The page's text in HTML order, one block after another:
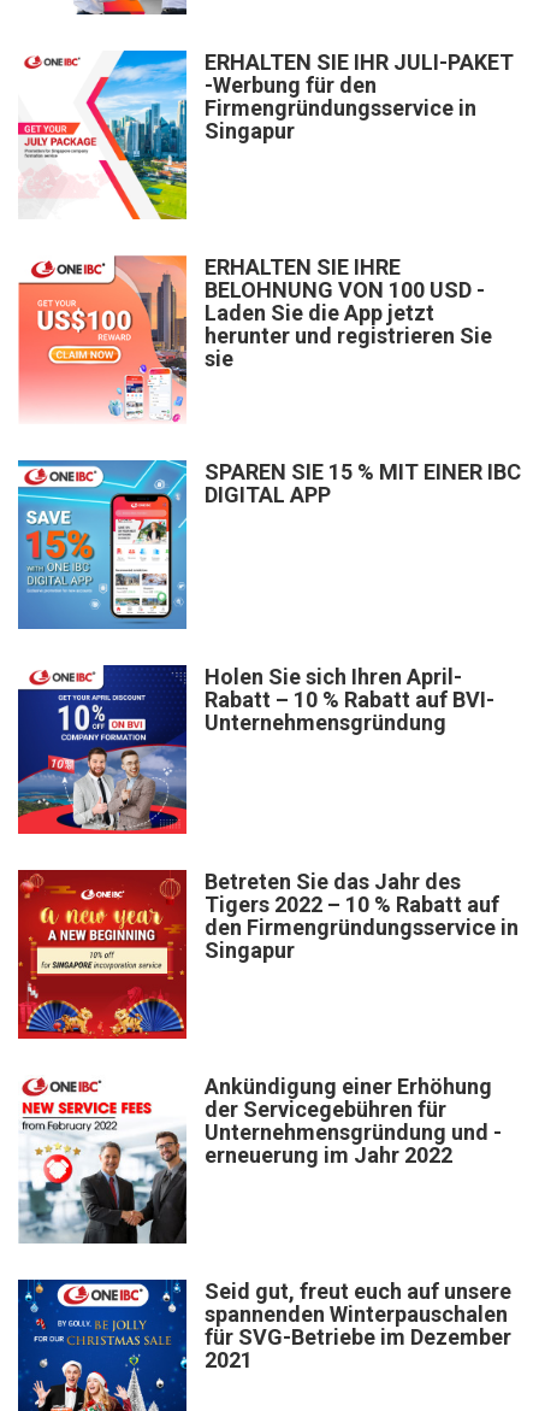
ERHALTEN SIE IHR JULI-PAKET
-Werbung für den
Firmengründungsservice in
Singapur
ERHALTEN SIE IHRE
BELOHNUNG VON 100 USD -
Laden Sie die App jetzt
herunter und registrieren Sie
sie
SPAREN SIE 15 % MIT EINER IBC
DIGITAL APP
Holen Sie sich Ihren April-
Rabatt – 10 % Rabatt auf BVI-
Unternehmensgründung
Betreten Sie das Jahr des
Tigers 2022 – 10 % Rabatt auf
den Firmengründungsservice in
Singapur
Ankündigung einer Erhöhung
der Servicegebühren für
Unternehmensgründung und -
erneuerung im Jahr 2022
Seid gut, freut euch auf unsere
spannenden Winterpauschalen
für SVG-Betriebe im Dezember
2021